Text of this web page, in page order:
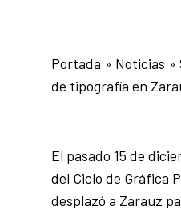
Portada » Noticias »
de tipografía en
El pasado 15 de
del Ciclo de Gráfica
desplazó a Zarauz